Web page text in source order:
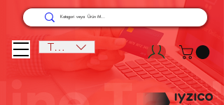
TRY (₺)